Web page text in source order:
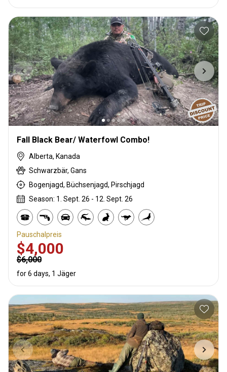
Fall Black Bear/ Waterfowl Combo!
Alberta, Kanada
Schwarzbär, Gans
Bogenjagd, Büchsenjagd, Pirschjagd
Season: 1. Sept. 26 - 12. Sept. 26
Pauschalpreis
$4,000
$6,000
for 6 days, 1 Jäger